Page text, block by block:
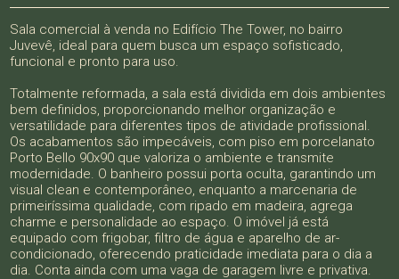
Sala comercial à venda no Edifício The Tower, no bairro
Juvevê, ideal para quem busca um espaço sofisticado,
funcional e pronto para uso.
Totalmente reformada, a sala está dividida em dois ambientes
bem definidos, proporcionando melhor organização e
versatilidade para diferentes tipos de atividade profissional.
Os acabamentos são impecáveis, com piso em porcelanato
Porto Bello 90x90 que valoriza o ambiente e transmite
modernidade. O banheiro possui porta oculta, garantindo um
visual clean e contemporâneo, enquanto a marcenaria de
primeiríssima qualidade, com ripado em madeira, agrega
charme e personalidade ao espaço. O imóvel já está
equipado com frigobar, filtro de água e aparelho de ar-
condicionado, oferecendo praticidade imediata para o dia a
dia. Conta ainda com uma vaga de garagem livre e privativa.